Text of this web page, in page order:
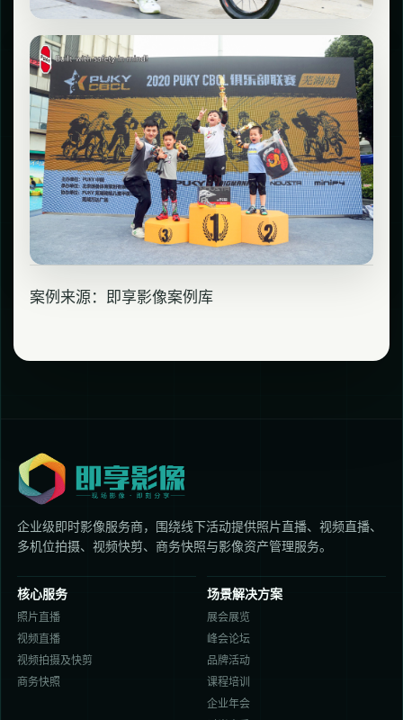
案例来源：即享影像案例库
企业级即时影像服务商，围绕线下活动提供照片直播、视频直播、
多机位拍摄、视频快剪、商务快照与影像资产管理服务。
核心服务
照片直播
视频直播
视频拍摄及快剪
商务快照
场景解决方案
展会展览
峰会论坛
品牌活动
课程培训
企业年会